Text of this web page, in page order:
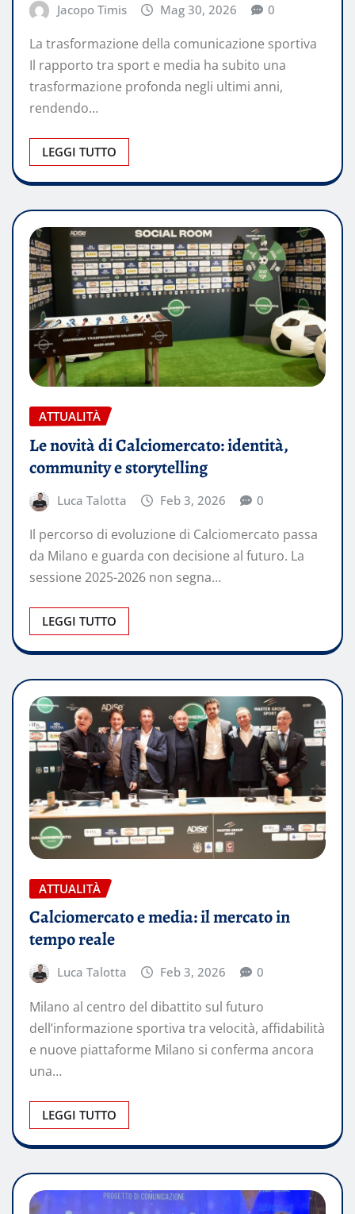
Jacopo Timis Mag 30, 2026 0
La trasformazione della comunicazione sportiva
Il rapporto tra sport e media ha subito una
trasformazione profonda negli ultimi anni,
rendendo…
LEGGI TUTTO
ATTUALITÀ
Le novità di Calciomercato: identità,
community e storytelling
Luca Talotta Feb 3, 2026 0
Il percorso di evoluzione di Calciomercato passa
da Milano e guarda con decisione al futuro. La
sessione 2025-2026 non segna…
LEGGI TUTTO
ATTUALITÀ
Calciomercato e media: il mercato in
tempo reale
Luca Talotta Feb 3, 2026 0
Milano al centro del dibattito sul futuro
dell’informazione sportiva tra velocità, affidabilità
e nuove piattaforme Milano si conferma ancora
una…
LEGGI TUTTO